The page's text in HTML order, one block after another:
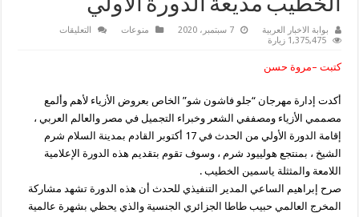
الخطيب مذيعة الدورة الأولي
بوابة الاخبار العربية 7 سبتمبر، 2020 منوعات التعليقات
الأولي
“جلو
فاشون
شو”وياسمين
الخطيب
الأولي
مغلقة
1,375,475 زيارة
كتبت –مروة حسن
أكدت إدارة مهرجان “جلو فاشون شو” الخاص بعروض الأزياء لأهم وألمع
مصممي الأزياء ومصففي الشعر وخبراء التجميل في مصر والعالم العربي ،
إقامة الدورة الأولي من الحدث في 17 أكتوبر القادم بمدينة السلام شرم
الشيخ ، بمنتجع هولييود شرم ، وسوف تقوم بتقديم هذه الدورة الإعلامية
اللامعة والمثثلة ياسمين الخطيب .
صرح إبراهيم الساعي المدير التنفيذي للحدث أن هذه الدورة تشهد مشاركة
المخرج العالمي حبيب طاطا الجزائري الجنسية والذي يحظي بشهرة عالمية